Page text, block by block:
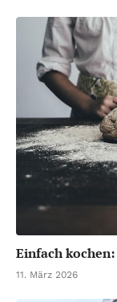
Einfach
11. März 2026